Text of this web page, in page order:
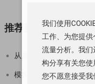
推荐新闻
从麦克风到扬声器：一
模拟前端简化新思路：
我们使用
工作、为您提供
流量分析。我
构分享有关您
您不愿意接受我